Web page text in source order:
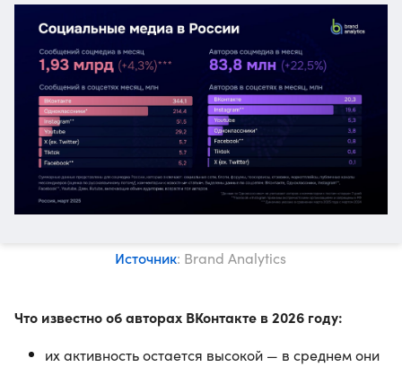
Источник: Brand Analytics
Что известно об авторах ВКонтакте в 2026 году:
их активность остается высокой — в среднем они